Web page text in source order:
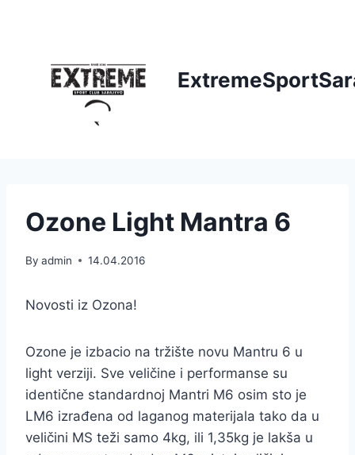
Ozone Light Mantra 6
By admin 14.04.2016
Novosti iz Ozona!
Ozone je izbacio na tržište novu Mantru 6 u
light verziji. Sve veličine i performanse su
identične standardnoj Mantri M6 osim sto je
LM6 izrađena od laganog materijala tako da u
veličini MS teži samo 4kg, ili 1,35kg je lakša u